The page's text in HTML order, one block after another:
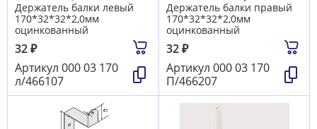
Держатель балки левый
170*32*32*2,0мм
оцинкованный
32₽
Артикул 000 03 170
л/466107
Держатель балки правый
170*32*32*2,0мм
оцинкованный
32₽
Артикул 000 03 170
П/466207